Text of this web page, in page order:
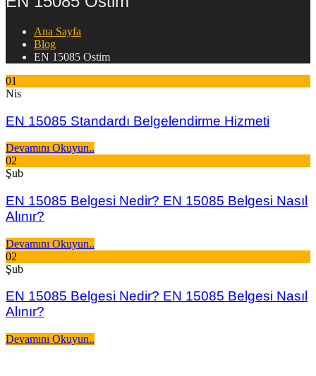
Ana Sayfa
Blog
EN 15085 Ostim
01
Nis
EN 15085 Standardı Belgelendirme Hizmeti
Devamını Okuyun..
02
Şub
EN 15085 Belgesi Nedir? EN 15085 Belgesi Nasıl
Alınır?
Devamını Okuyun..
02
Şub
EN 15085 Belgesi Nedir? EN 15085 Belgesi Nasıl
Alınır?
Devamını Okuyun..